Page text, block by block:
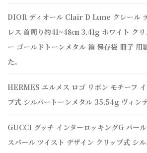
DIOR ディオール Clair D Lune クレール
レス 首周り約41~48㎝ 3.41g ホワイト ク
ー ゴールドトーンメタル 箱 保存袋 冊子 用
た。
HERMES エルメス ロゴ リボン モチーフ
プ式 シルバートーンメタル 35.54g ヴィン
GUCCI グッチ インターロッキングG パー
スパール ツイスト デザイン クリップ式 シ